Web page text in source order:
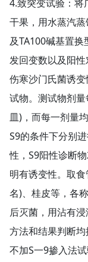
4.致突变试验：将
干果，用水蒸汽
及TA100碱基置
发回变数以及阳
伤寒沙门氏菌诱
试物。测试物剂
皿)，而每一剂量
S9的条件下分别
性，S9阳性诊断
明有诱变性。取
名)、桂皮等，各
后灭菌，用沾有
方法和结果判断
不加S一9掺入法